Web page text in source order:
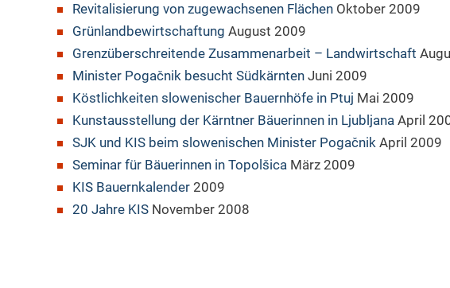
Revitalisierung von zugewachsenen Flächen Oktober 2009
Grünlandbewirtschaftung August 2009
Grenzüberschreitende Zusammenarbeit – Landwirtschaft
Minister Pogačnik besucht Südkärnten Juni 2009
Köstlichkeiten slowenischer Bauernhöfe in Ptuj Mai 2009
Kunstausstellung der Kärntner Bäuerinnen in Ljubljana April
SJK und KIS beim slowenischen Minister Pogačnik April 2009
Seminar für Bäuerinnen in Topolšica März 2009
KIS Bauernkalender 2009
20 Jahre KIS November 2008